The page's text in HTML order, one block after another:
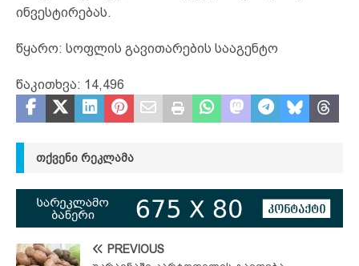
ინვესტირებას.
წყარო: სოფლის გავითარების სააგენტო
წაკითხვა: 14,496
ᲗᲥᲕᲔᲜᲘ ᲠᲔᲙᲚᲐᲛᲐ
PREVIOUS